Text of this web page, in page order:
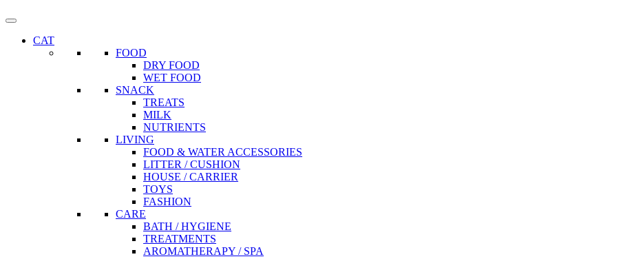
CAT
FOOD
DRY FOOD
WET FOOD
SNACK
TREATS
MILK
NUTRIENTS
LIVING
FOOD & WATER ACCESSORIES
LITTER / CUSHION
HOUSE / CARRIER
TOYS
FASHION
CARE
BATH / HYGIENE
TREATMENTS
AROMATHERAPY / SPA